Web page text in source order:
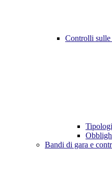
Controlli sulle
Bandi di gara e